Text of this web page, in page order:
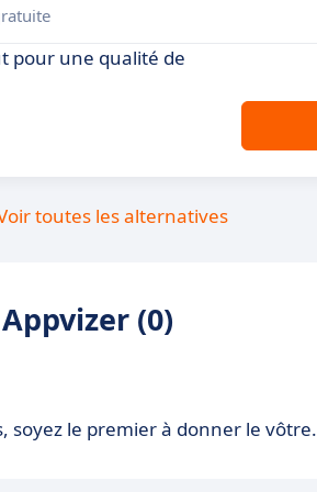
pour une qualité de
toutes les alternatives
(0)
soyez le premier à donner le vôtre.